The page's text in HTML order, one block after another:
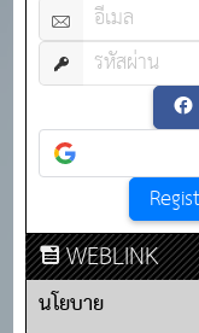
WEBLINK
นโยบาย